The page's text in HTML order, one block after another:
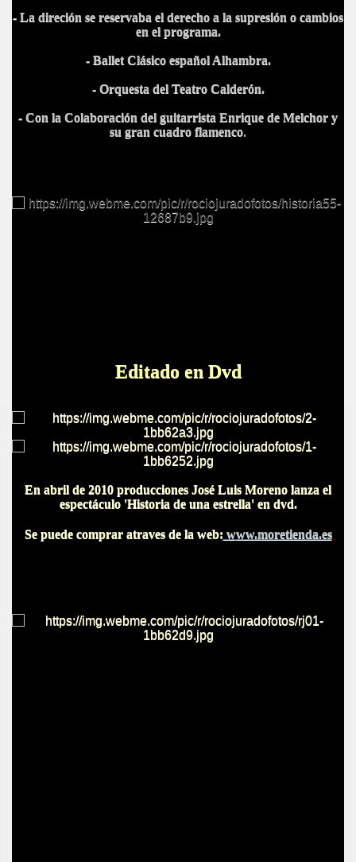
- La direción se reservaba el derecho a la supresión o cambios
en el programa.
- Ballet Clásico español Alhambra.
- Orquesta del Teatro Calderón.
- Con la Colaboración del guitarrista Enrique de Melchor y
su gran cuadro flamenco.
Editado en Dvd
En abril de 2010 producciones José Luis Moreno lanza el
espectáculo 'Historia de una estrella' en dvd.
Se puede comprar atraves de la web: www.moretienda.es